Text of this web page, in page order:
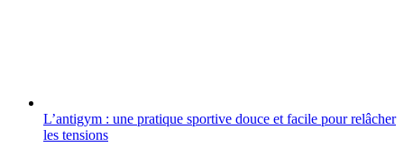
L’antigym : une pratique sportive douce et facile pour relâcher
les tensions